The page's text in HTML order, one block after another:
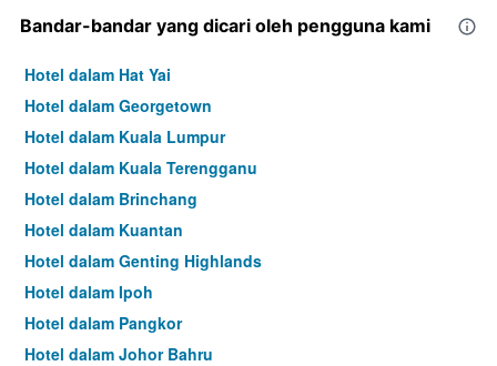
Bandar-bandar yang dicari oleh pengguna kami
Hotel dalam Hat Yai
Hotel dalam Georgetown
Hotel dalam Kuala Lumpur
Hotel dalam Kuala Terengganu
Hotel dalam Brinchang
Hotel dalam Kuantan
Hotel dalam Genting Highlands
Hotel dalam Ipoh
Hotel dalam Pangkor
Hotel dalam Johor Bahru